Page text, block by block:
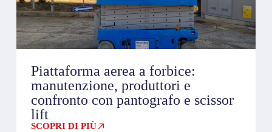
Piattaforma aerea a forbice:
manutenzione, produttori e
confronto con pantografo e scissor
lift
SCOPRI DI PIÙ